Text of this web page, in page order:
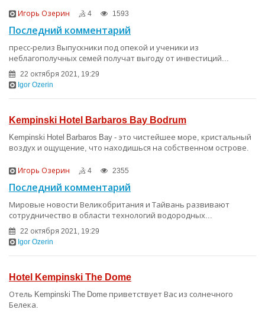
Игорь Озерин 4 1593
Последний комментарий
пресс-релиз Выпускники под опекой и ученики из
неблагополучных семей получат выгоду от инвестиций...
22 октября 2021, 19:29
Igor Ozerin
Kempinski Hotel Barbaros Bay Bodrum
Kempinski Hotel Barbaros Bay - это чистейшее море, кристальный
воздух и ощущение, что находишься на собственном острове.
Игорь Озерин 4 2355
Последний комментарий
Мировые новости Великобритания и Тайвань развивают
сотрудничество в области технологий водородных...
22 октября 2021, 19:29
Igor Ozerin
Hotel Kempinski The Dome
Отель Kempinski The Dome приветствует Вас из солнечного
Белека.